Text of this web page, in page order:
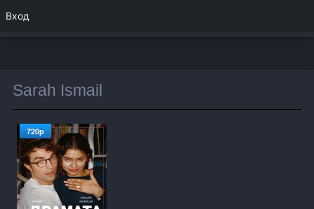
Sarah Ismail
720p
Вход